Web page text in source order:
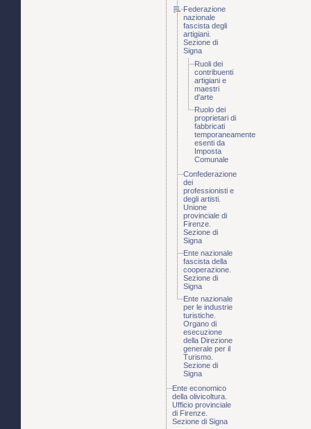
Federazione
nazionale
fascista degli
artigiani.
Sezione di
Signa
Ruoli dei
contribuenti
artigiani e
maestri
d'arte
Ruolo dei
proprietari di
fabbricati
temporaneamente
esenti da
Imposta
Comunale
Confederazione
dei
professionisti e
degli artisti.
Unione
provinciale di
Firenze.
Sezione di
Signa
Ente nazionale
fascista della
cooperazione.
Sezione di
Signa
Ente nazionale
per le industrie
turistiche.
Organo di
esecuzione
della Direzione
generale per il
Turismo.
Sezione di
Signa
Ente economico
della olivicoltura.
Ufficio provinciale
di Firenze.
Sezione di Signa